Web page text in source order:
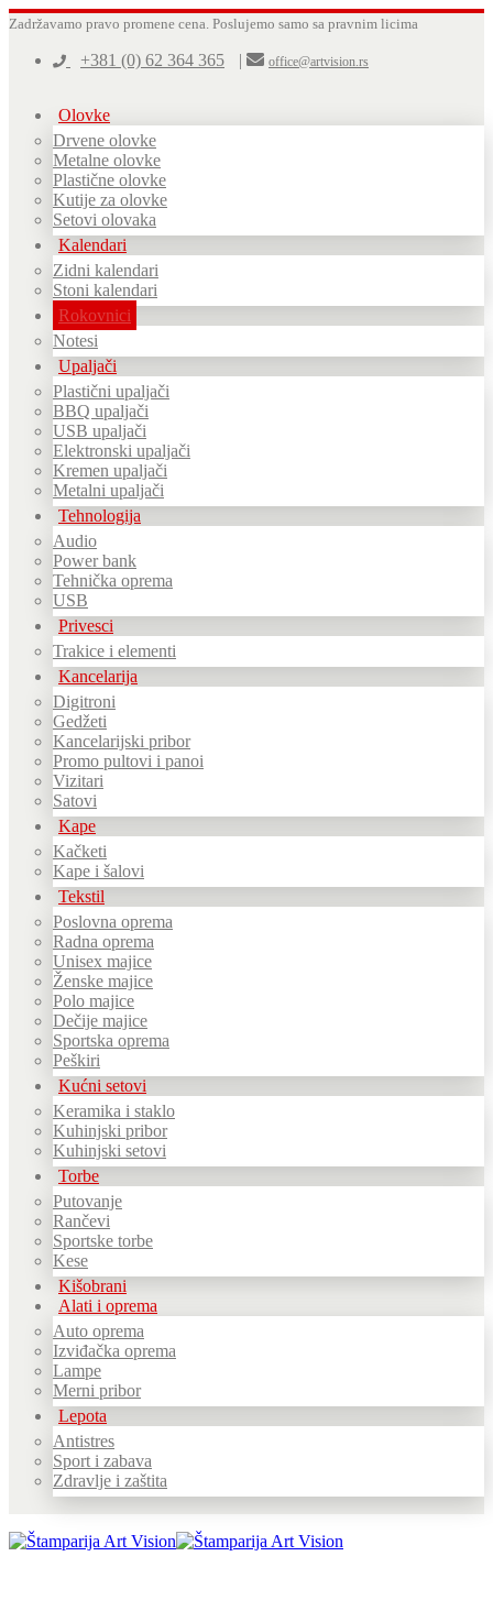
Zadržavamo pravo promene cena. Poslujemo samo sa pravnim licima
+381 (0) 62 364 365 | office@artvision.rs
Olovke
Drvene olovke
Metalne olovke
Plastične olovke
Kutije za olovke
Setovi olovaka
Kalendari
Zidni kalendari
Stoni kalendari
Rokovnici
Notesi
Upaljači
Plastični upaljači
BBQ upaljači
USB upaljači
Elektronski upaljači
Kremen upaljači
Metalni upaljači
Tehnologija
Audio
Power bank
Tehnička oprema
USB
Privesci
Trakice i elementi
Kancelarija
Digitroni
Gedžeti
Kancelarijski pribor
Promo pultovi i panoi
Vizitari
Satovi
Kape
Kačketi
Kape i šalovi
Tekstil
Poslovna oprema
Radna oprema
Unisex majice
Ženske majice
Polo majice
Dečije majice
Sportska oprema
Peškiri
Kućni setovi
Keramika i staklo
Kuhinjski pribor
Kuhinjski setovi
Torbe
Putovanje
Rančevi
Sportske torbe
Kese
Kišobrani
Alati i oprema
Auto oprema
Izviđačka oprema
Lampe
Merni pribor
Lepota
Antistres
Sport i zabava
Zdravlje i zaštita